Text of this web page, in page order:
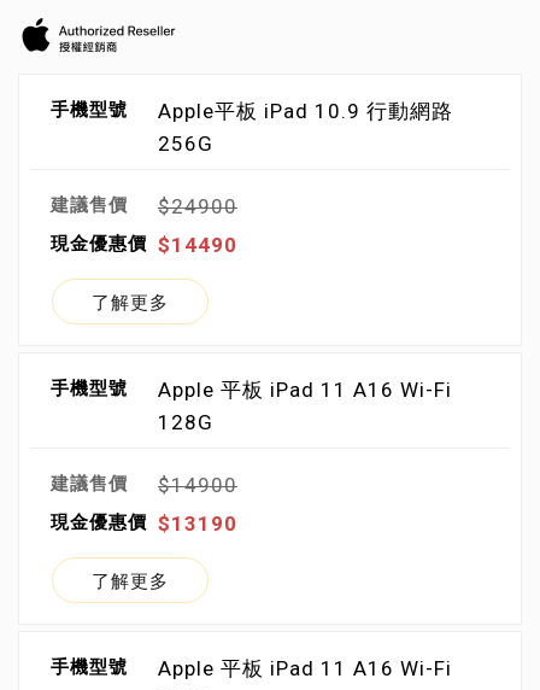
Apple平板 iPad 10.9 行動網路
256G
$24900
$14490
了解更多
Apple 平板 iPad 11 A16 Wi-Fi
128G
$14900
$13190
了解更多
Apple 平板 iPad 11 A16 Wi-Fi